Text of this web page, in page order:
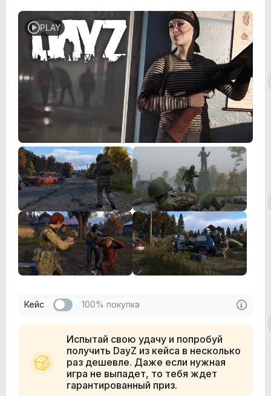
PLAY
Кейс 100% покупка
Испытай свою удачу и попробуй
получить DayZ из кейса в несколько
раз дешевле. Даже если нужная
игра не выпадет, то тебя ждет
гарантированный приз.